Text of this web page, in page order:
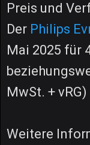
Preis und
Der Philips
Mai 2025 für
MwSt. +
Weitere